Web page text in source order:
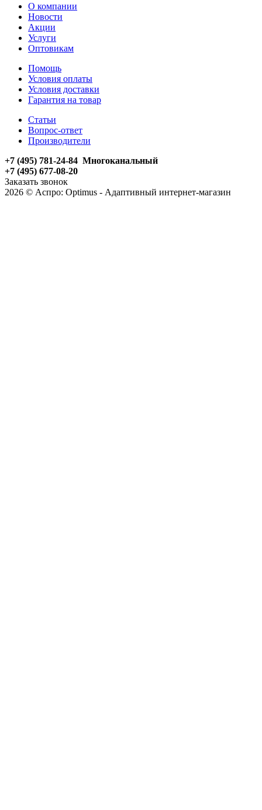
О компании
Новости
Акции
Услуги
Оптовикам
Помощь
Условия оплаты
Условия доставки
Гарантия на товар
Статьи
Вопрос-ответ
Производители
+7 (495) 781-24-84 Многоканальный
+7 (495) 677-08-20
Заказать звонок
2026 © Аспро: Optimus - Адаптивный интернет-магазин